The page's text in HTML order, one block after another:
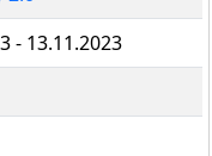
- 13.11.2023